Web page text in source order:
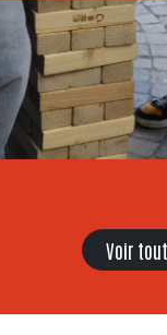
Voir tout